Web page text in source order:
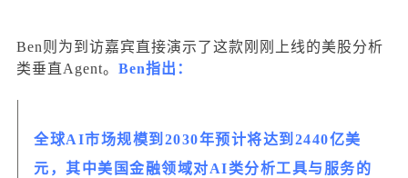
Ben则为到访嘉宾直接演示了这款刚刚上线的美股分析
类垂直Agent。 Ben指出：
全球AI市场规模到2030年预计将达到2440亿美
元，其中美国金融领域对AI类分析工具与服务的